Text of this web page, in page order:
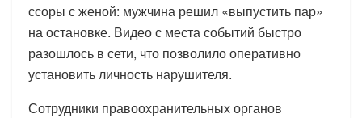
ссоры с женой: мужчина решил «выпустить пар»
на остановке. Видео с места событий быстро
разошлось в сети, что позволило оперативно
установить личность нарушителя.
Сотрудники правоохранительных органов